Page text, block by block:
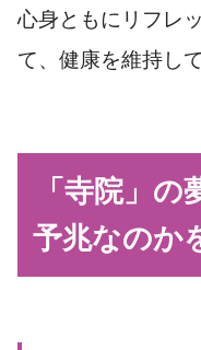
心身ともにリフレ
て、健康を維持し
「寺院」
予兆なのか